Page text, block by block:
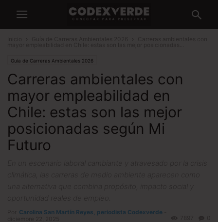
Guía de Carreras Ambientales 2026
Carreras ambientales con
mayor empleabilidad en
Chile: estas son las mejor
posicionadas según Mi
Futuro
Carolina San Martín Reyes, periodista Codexverde